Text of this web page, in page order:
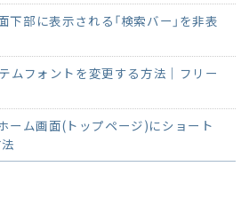
下部に表示される「検索バー」を非表
ムフォントを変更する方法｜フリー
ーム画面(トップページ)にショート